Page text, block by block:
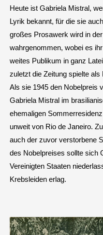
Heute ist Gabriela Mistral,
Lyrik bekannt, für die sie
großes Prosawerk wird in
wahrgenommen, wobei es
weites Publikum in ganz
zuletzt die Zeitung spielte als
Als sie 1945 den Nobelpreis
Gabriela Mistral im
ehemaligen
unweit von Rio de Janeiro.
auch der zuvor verstorbene
des Nobelpreises sollte sich
Vereinigten Staaten
Krebsleiden erlag.